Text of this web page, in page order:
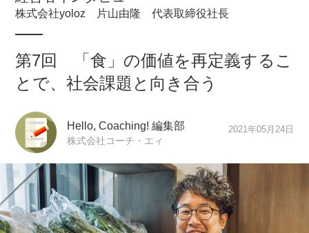
株式会社yoloz 片山由隆 代表取締役社長
第7回 「食」の価値を再定義するこ
とで、社会課題と向き合う
Hello, Coaching! 編集部
株式会社コーチ・エィ
2021年05月24日